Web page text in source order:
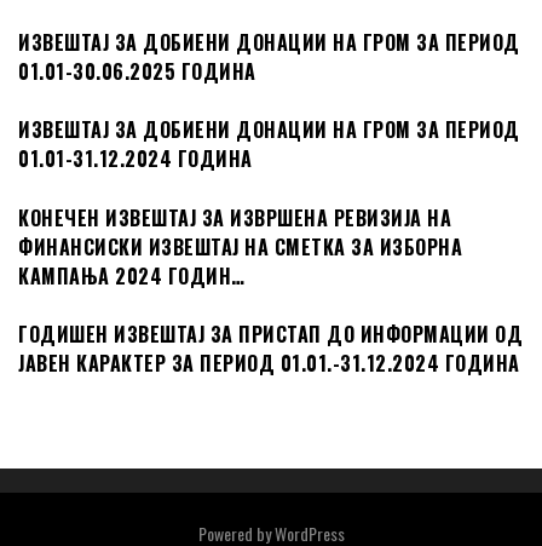
ИЗВЕШТАЈ ЗА ДОБИЕНИ ДОНАЦИИ НА ГРОМ ЗА ПЕРИОД
01.01-30.06.2025 ГОДИНА
ИЗВЕШТАЈ ЗА ДОБИЕНИ ДОНАЦИИ НА ГРОМ ЗА ПЕРИОД
01.01-31.12.2024 ГОДИНА
КОНЕЧЕН ИЗВЕШТАЈ ЗА ИЗВРШЕНА РЕВИЗИЈА НА
ФИНАНСИСКИ ИЗВЕШТАЈ НА СМЕТКА ЗА ИЗБОРНА
КАМПАЊА 2024 ГОДИН…
ГОДИШЕН ИЗВЕШТАЈ ЗА ПРИСТАП ДО ИНФОРМАЦИИ ОД
ЈАВЕН КАРАКТЕР ЗА ПЕРИОД 01.01.-31.12.2024 ГОДИНА
Powered byWordPress